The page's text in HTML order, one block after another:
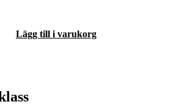
Lägg till i varukorg